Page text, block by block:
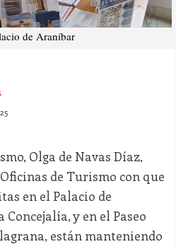
de Araníbar
Olga de Navas Díaz,
de Turismo con que
en el Palacio de
Concejalía, y en el Paseo
están manteniendo